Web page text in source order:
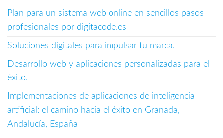
Plan para un sistema web online en sencillos pasos
profesionales por digitacode.es
Soluciones digitales para impulsar tu marca.
Desarrollo web y aplicaciones personalizadas para el
éxito.
Implementaciones de aplicaciones de inteligencia
artificial: el camino hacia el éxito en Granada,
Andalucía, España